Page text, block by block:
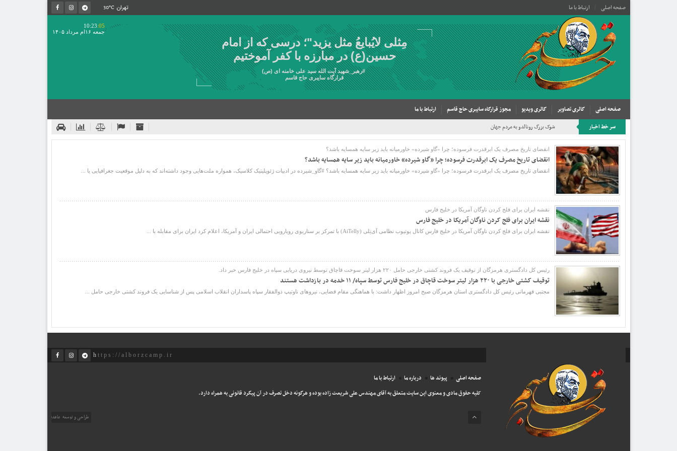
صفحه اصلی ارتباط با ما تهران 30°C
10:23:05
جمعه ۱۶ام مرداد ۱۴۰۵
مِثلی لایُبایعُ مثل یزید"؛ درسی که از امام
حسین(ع) در مبارزه با کفر آموختیم
#رهبر_شهید آیت الله سید علی خامنه ای (ص)
قرارگاه سایبری حاج قاسم
صفحه اصلی گالری تصاویر گالری ویدیو مجوز قرارگاه سایبری حاج قاسم
ارتباط با ما
سر خط اخبار
شوک بزرگ رونالدو به مردم جهان
انقضای تاریخ مصرف یک ابرقدرت فرسوده؛ چرا «گاو شیرده» خاورمیانه باید زیر سایه همسایه باشد؟
انقضای تاریخ مصرف یک ابرقدرت فرسوده؛ چرا «گاو شیرده» خاورمیانه باید زیر سایه همسایه باشد؟
انقضای تاریخ مصرف یک ابرقدرت فرسوده؛ چرا «گاو شیرده» خاورمیانه باید زیر سایه همسایه باشد؟ #گاو_شیرده در ادبیات ژئوپلیتیک کلاسیک، همواره ملت‌هایی وجود داشته‌اند که به دلیل موقعیت جغرافیایی یا ...
نقشه ایران برای فلج کردن ناوگان آمریکا در خلیج فارس
نقشه ایران برای فلج کردن ناوگان آمریکا در خلیج فارس
نقشه ایران برای فلج کردن ناوگان آمریکا در خلیج فارس کانال یوتیوب نظامی آی‌تِلی (AiTelly) با تمرکز بر سناریوی رویارویی احتمالی ایران و آمریکا، اعلام کرد ایران برای مقابله با ...
رئیس کل دادگستری هرمزگان از توقیف یک فروند کشتی خارجی حامل ۲۲۰ هزار لیتر سوخت قاچاق توسط نیروی دریایی سپاه در خلیج فارس خبر داد.
توقیف کشتی خارجی با ۲۲۰ هزار لیتر سوخت قاچاق در خلیج فارس توسط سپاه/ ۱۱ خدمه در بازداشت هستند
مجتبی قهرمانی رئیس کل دادگستری استان هرمزگان صبح امروز اظهار داشت: با هماهنگی مقام قضایی، نیروهای ناوتیپ ذوالفقار سپاه پاسداران انقلاب اسلامی پس از شناسایی یک فروند کشتی خارجی حامل ...
https://alborzcamp.ir
صفحه اصلی پیوند ها درباره ما
ارتباط با ما
کلیه حقوق مادی و معنوی این سایت متعلق به آقای مهندس علی شریعت زاده بوده و هرگونه دخل تصرف در آن پیگرد قانونی به همراه دارد.
طراحی و توسعه ماهدیس وب